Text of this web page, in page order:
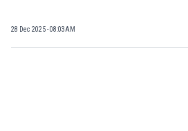
28 Dec 2025 - 08:03AM